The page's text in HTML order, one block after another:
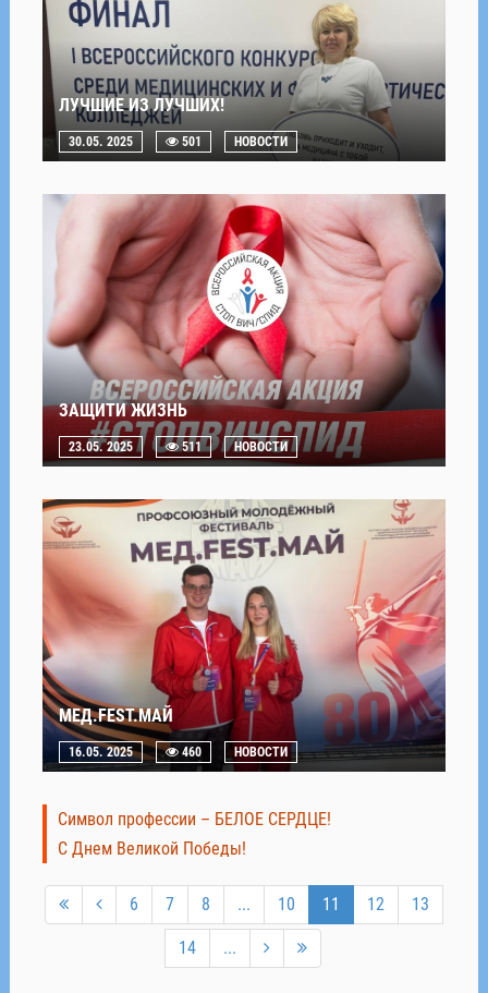
ЛУЧШИЕ ИЗ ЛУЧШИХ!
30.05. 2025 501 НОВОСТИ
ЗАЩИТИ ЖИЗНЬ
23.05. 2025 511 НОВОСТИ
МЕД.FEST.МАЙ
16.05. 2025 460 НОВОСТИ
Символ профессии – БЕЛОЕ СЕРДЦЕ!
С Днем Великой Победы!
6 7 8 ... 10 11 12 13
14 ...